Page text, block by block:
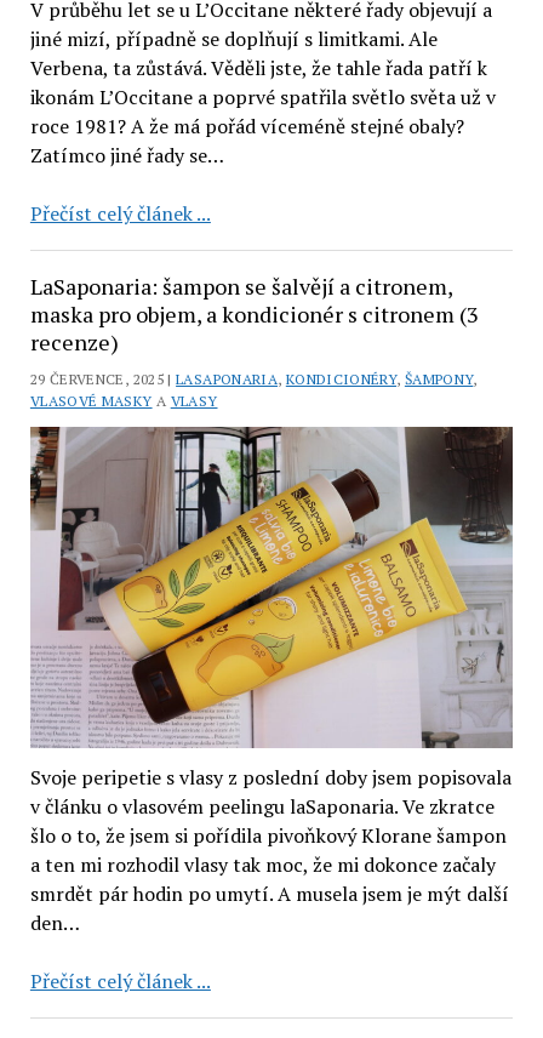
V průběhu let se u L’Occitane některé řady objevují a
jiné mizí, případně se doplňují s limitkami. Ale
Verbena, ta zůstává. Věděli jste, že tahle řada patří k
ikonám L’Occitane a poprvé spatřila světlo světa už v
roce 1981? A že má pořád víceméně stejné obaly?
Zatímco jiné řady se…
Přečíst celý článek ...L’Occitane:
Verbena
a
gel
Citrus
Verbena
(2
recenze)
LaSaponaria: šampon se šalvějí a citronem,
maska pro objem, a kondicionér s citronem (3
recenze)
29 ČERVENCE, 2025 |LASAPONARIA, KONDICIONÉRY, ŠAMPONY,
VLASOVÉ MASKY A VLASY
Svoje peripetie s vlasy z poslední doby jsem popisovala
v článku o vlasovém peelingu laSaponaria. Ve zkratce
šlo o to, že jsem si pořídila pivoňkový Klorane šampon
a ten mi rozhodil vlasy tak moc, že mi dokonce začaly
smrdět pár hodin po umytí. A musela jsem je mýt další
den…
Přečíst celý článek ...LaSaponaria: